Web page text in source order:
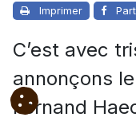
Imprimer
C’est avec
annonçons
Fernand